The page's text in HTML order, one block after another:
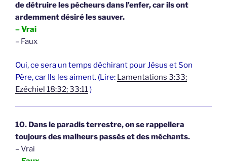
de détruire les pécheurs dans l’enfer, car ils ont
ardemment désiré les sauver.
– Vrai
– Faux
Oui, ce sera un temps déchirant pour Jésus et Son
Père, car Ils les aiment. (Lire: Lamentations 3:33;
Ezéchiel 18:32; 33:11 )
10. Dans le paradis terrestre, on se rappellera
toujours des malheurs passés et des méchants.
– Vrai